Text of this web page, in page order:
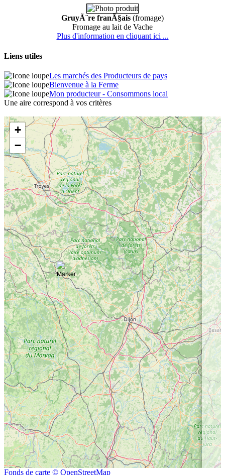
GruyÃ¨re franÃ§ais (fromage)
Fromage au lait de Vache
Plus d'information en cliquant ici ...
Liens utiles
Les marchés des Producteurs de pays
Bienvenue à la Ferme
Mon producteur - Consommons local
Une aire correspond à vos critères
+
−
Fonds de carte © OpenStreetMap